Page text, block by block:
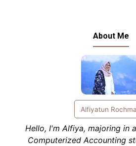
About Me
Alfiyatun
Hello, I'm Alfiya, majoring in
Computerized Accounting